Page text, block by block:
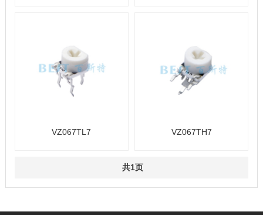
VZ067TL7 VZ067TH7
共1页